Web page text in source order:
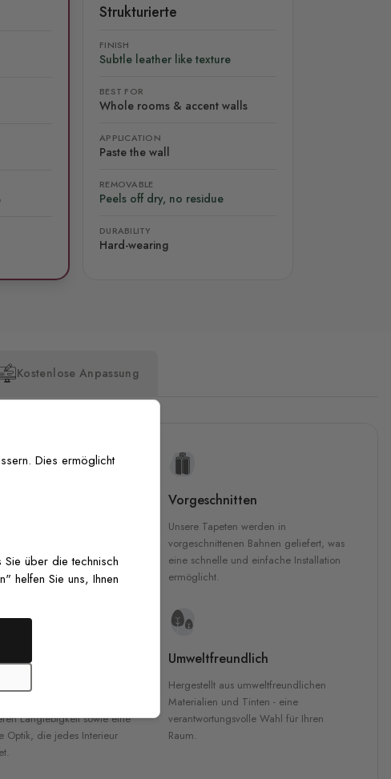
Strukturierte
FINISH
Subtle leather like texture
BEST FOR
Whole rooms & accent walls
APPLICATION
Paste the wall
REMOVABLE
Peels off dry, no residue
DURABILITY
Hard-wearing
Kostenlose Anpassung
Tinten für garantierte
in Innenräumen.
Vorgeschnitten
Unsere Tapeten werden in
vorgeschnittenen Bahnen geliefert, was
eine schnelle und einfache Installation
ermöglicht.
Materialien
Langlebigkeit sowie eine
Optik, die jedes Interieur
Umweltfreundlich
Hergestellt aus umweltfreundlichen
Materialien und Tinten - eine
verantwortungsvolle Wahl für Ihren
Raum.
Dies ermöglicht
über die technisch
helfen Sie uns, Ihnen